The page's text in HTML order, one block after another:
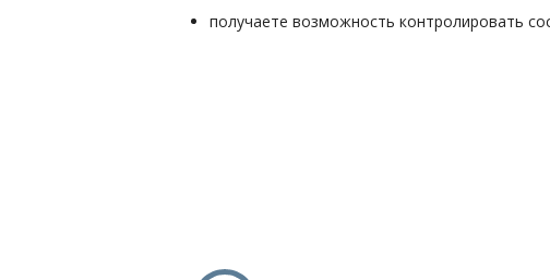
получаете возможность контролировать